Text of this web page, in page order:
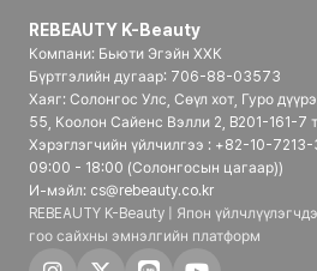
REBEAUTY K-Beauty
Компани: Бьюти Эгэйн ХХК
Бүртгэлийн дугаар: 706-88-03573
Хаяг: Солонгос Улс, Сөүл хот, Гуро
55, Коолон Сайенс Вэлли 2, B201-161-7
Хэрэглэгчийн үйлчилгээ : +82-10-
09:00 - 18:00 (Солонгосын цагаар))
И-мэйл: cs@rebeauty.co.kr
REBEAUTY K-Beauty | Япон
гоо сайхны эмнэлгийн платформ